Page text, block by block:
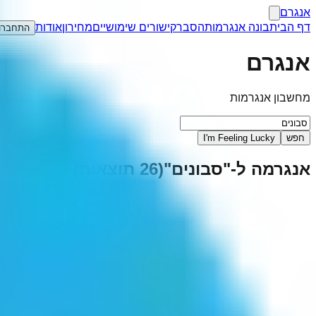
אנגרם
דף הביתבונה אנגרמותהסברקישורים שימושייםמחירוןאודות
אנגרם
מחשבון אנגרמות
חפש I'm Feeling Lucky
אנגרמה ל-"סבונים"
(
26תוצאות)